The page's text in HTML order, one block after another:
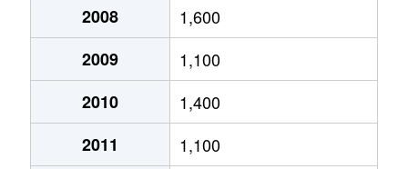
3,100万円
3,800万円
1,600万円
1,300万円
2008
1,600
2009
1,100
2010
1,400
2011
1,100